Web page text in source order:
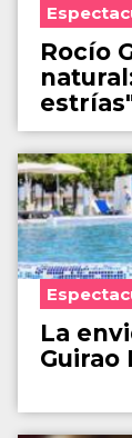
Rocío
La
Guirao